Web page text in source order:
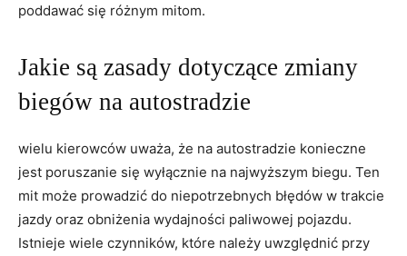
poddawać się różnym mitom.
Jakie są zasady dotyczące zmiany
biegów na autostradzie
wielu kierowców uważa, że na autostradzie konieczne
jest poruszanie się wyłącznie na najwyższym biegu. Ten
mit może prowadzić do niepotrzebnych błędów w trakcie
jazdy oraz obniżenia wydajności paliwowej pojazdu.
Istnieje wiele czynników, które należy uwzględnić przy